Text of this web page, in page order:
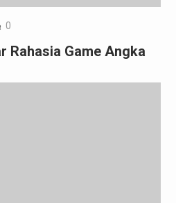
0
Rahasia Game Angka